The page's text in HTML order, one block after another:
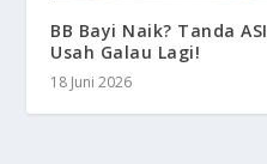
BB Bayi Naik? Tanda
Usah Galau Lagi!
18 Juni 2026